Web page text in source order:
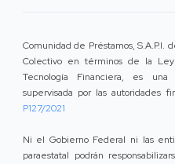
Comunidad de Préstamos, S.A.P.I.
Colectivo en términos de la
Tecnología Financiera, es
supervisada por las autoridades
P127/2021
Ni el Gobierno Federal ni las
paraestatal podrán